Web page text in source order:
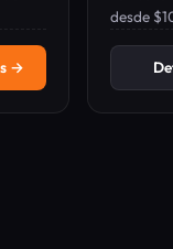
y
→
usuario.
desde